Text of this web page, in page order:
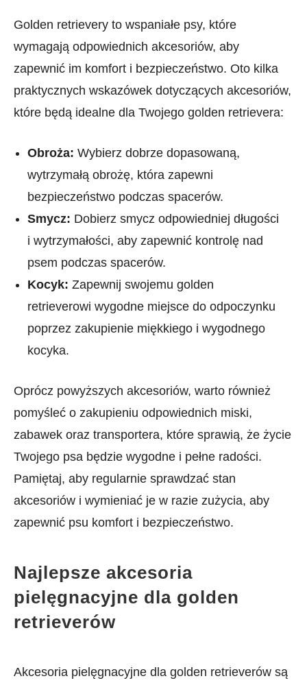
Golden retrievery to wspaniałe psy, które
wymagają odpowiednich akcesoriów, aby
zapewnić im komfort i bezpieczeństwo. Oto kilka
praktycznych wskazówek dotyczących akcesoriów,
które będą idealne dla Twojego⁤ golden retrievera:
Obroża: Wybierz dobrze dopasowaną,
wytrzymałą obrożę, ⁣która zapewni
bezpieczeństwo podczas ⁤spacerów.
Smycz: Dobierz smycz odpowiedniej⁢ długości
i wytrzymałości, aby zapewnić kontrolę nad
psem podczas spacerów.
Kocyk: Zapewnij swojemu golden
retrieverowi​ wygodne miejsce do odpoczynku
poprzez zakupienie miękkiego ‌i wygodnego
kocyka.
Oprócz ⁣powyższych akcesoriów, warto również
pomyśleć o zakupieniu odpowiednich miski,
zabawek oraz⁣ transportera, które ⁢sprawią, że życie
Twojego psa będzie wygodne i ​pełne radości.
Pamiętaj, aby regularnie sprawdzać stan
akcesoriów‍ i ‍wymieniać je w razie zużycia, aby
zapewnić psu komfort i bezpieczeństwo.
Najlepsze akcesoria
pielęgnacyjne dla golden
retrieverów
Akcesoria pielęgnacyjne dla golden retrieverów są